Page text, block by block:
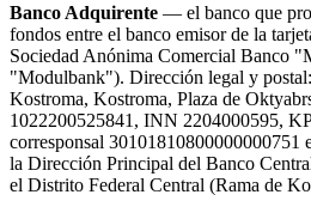
Banco Adquirente — el banco que
fondos entre el banco emisor de la
Sociedad Anónima Comercial Banco
"Modulbank"). Dirección legal y
Kostroma, Kostroma, Plaza de
1022200525841, INN 2204000595,
corresponsal 30101810800000000751
la Dirección Principal del Banco
el Distrito Federal Central (Rama de